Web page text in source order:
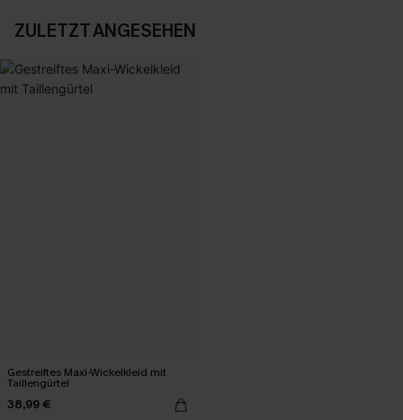
ZULETZT ANGESEHEN
Gestreiftes Maxi-Wickelkleid mit
Taillengürtel
38,99 €